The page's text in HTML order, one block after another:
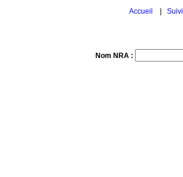
Accueil Suivi
Nom NRA :